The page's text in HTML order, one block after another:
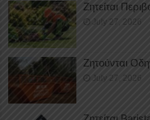
Ζητείται
July 27, 2026
Ζητούνται
July 27, 2026